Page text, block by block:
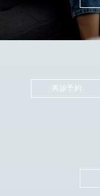
再診予約